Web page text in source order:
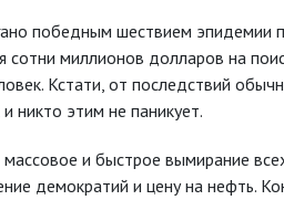
победным шествием эпидемии
миллионов долларов на
Кстати, от последствий
никто этим не паникует.
и быстрое вымирание
демократий и цену на нефть.